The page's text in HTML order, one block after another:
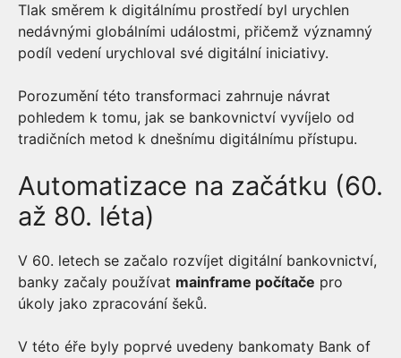
Tlak směrem k digitálnímu prostředí byl urychlen
nedávnými globálními událostmi, přičemž významný
podíl vedení urychloval své digitální iniciativy.
Porozumění této transformaci zahrnuje návrat
pohledem k tomu, jak se bankovnictví vyvíjelo od
tradičních metod k dnešnímu digitálnímu přístupu.
Automatizace na začátku (60.
až 80. léta)
V 60. letech se začalo rozvíjet digitální bankovnictví,
banky začaly používat mainframe počítače pro
úkoly jako zpracování šeků.
V této éře byly poprvé uvedeny bankomaty Bank of